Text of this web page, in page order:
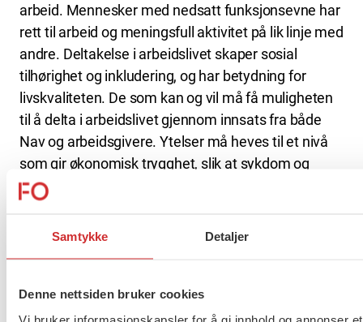
Samtykke Detaljer
Denne nettsiden bruker cookies
Vi bruker informasjonskapsler for å gi innhold og annonser
arbeid. Mennesker med nedsatt funksjonsevne har
rett til arbeid og meningsfull aktivitet på lik linje med
andre. Deltakelse i arbeidslivet skaper sosial
tilhørighet og inkludering, og har betydning for
livskvaliteten. De som kan og vil må få muligheten
til å delta i arbeidslivet gjennom innsats fra både
Nav og arbeidsgivere. Ytelser må heves til et nivå
som gir økonomisk trygghet, slik at sykdom og
arbeidsledighet ikke betyr fattigdom. Det trengs en
sosialpolitisk innsats for å motvirke utenforskap.
En styrket sosialpolitikk er avgjørende for den